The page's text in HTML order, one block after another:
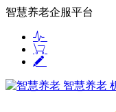
智慧养老企服平台
智慧养老